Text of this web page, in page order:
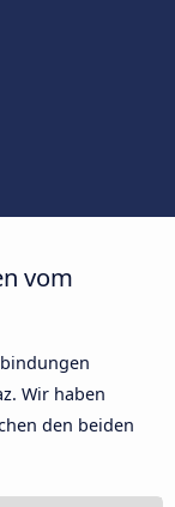
vom
Wir haben
den beiden